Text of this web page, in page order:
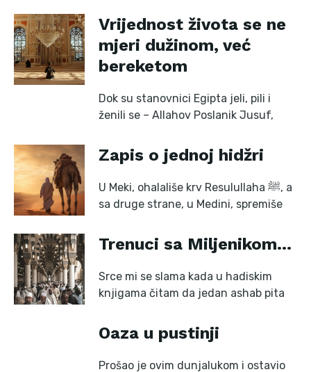
Vrijednost života se ne
mjeri dužinom, već
bereketom
Dok su stanovnici Egipta jeli, pili i
ženili se – Allahov Poslanik Jusuf,
Zapis o jednoj hidžri
U Meki, ohalališe krv Resulullaha ﷺ, a
sa druge strane, u Medini, spremiše
Trenuci sa Miljenikom…
Srce mi se slama kada u hadiskim
knjigama čitam da jedan ashab pita
Oaza u pustinji
Prošao je ovim dunjalukom i ostavio